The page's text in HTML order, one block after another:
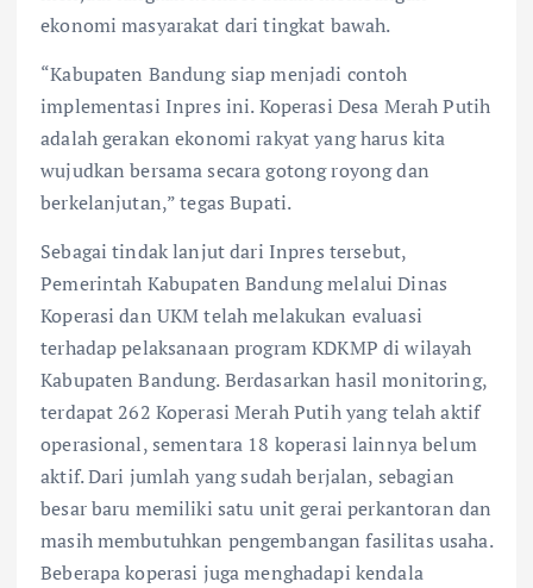
ekonomi masyarakat dari tingkat bawah.
“Kabupaten Bandung siap menjadi contoh
implementasi Inpres ini. Koperasi Desa Merah Putih
adalah gerakan ekonomi rakyat yang harus kita
wujudkan bersama secara gotong royong dan
berkelanjutan,” tegas Bupati.
Sebagai tindak lanjut dari Inpres tersebut,
Pemerintah Kabupaten Bandung melalui Dinas
Koperasi dan UKM telah melakukan evaluasi
terhadap pelaksanaan program KDKMP di wilayah
Kabupaten Bandung. Berdasarkan hasil monitoring,
terdapat 262 Koperasi Merah Putih yang telah aktif
operasional, sementara 18 koperasi lainnya belum
aktif. Dari jumlah yang sudah berjalan, sebagian
besar baru memiliki satu unit gerai perkantoran dan
masih membutuhkan pengembangan fasilitas usaha.
Beberapa koperasi juga menghadapi kendala